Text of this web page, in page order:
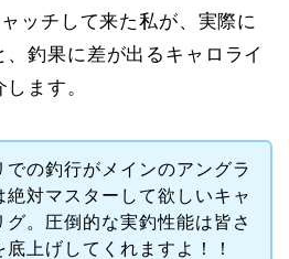
ッチして来た私が、実際に
釣果に差が出るキャロライ
ます。
での釣行がメインのアングラ
絶対マスターして欲しいキャ
グ。圧倒的な実釣性能は皆さ
底上げしてくれますよ！！